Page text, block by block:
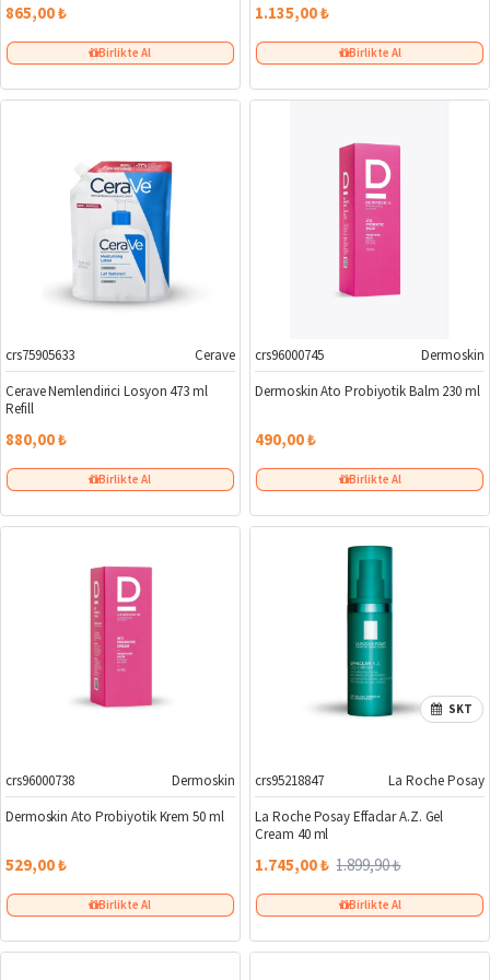
865,00 ₺
Birlikte Al
1.135,00 ₺
Birlikte Al
crs75905633
Cerave
Cerave Nemlendirici Losyon 473 ml
Refill
880,00 ₺
Birlikte Al
crs96000745
Dermoskin
Dermoskin Ato Probiyotik Balm 230 ml
490,00 ₺
Birlikte Al
crs96000738
Dermoskin
Dermoskin Ato Probiyotik Krem 50 ml
529,00 ₺
Birlikte Al
%8
SKT
crs95218847
La Roche Posay
La Roche Posay Effaclar A.Z. Gel
Cream 40 ml
1.745,00 ₺ 1.899,90 ₺
Birlikte Al